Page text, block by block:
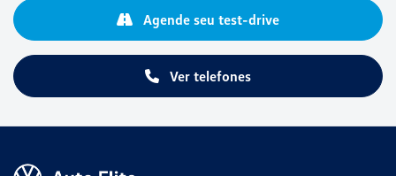
Ver telefones
Agende seu test-drive